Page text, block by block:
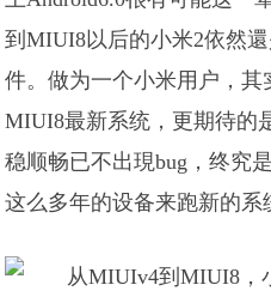
到MIUI8以后的小米2依然
件。做为一个小米用户，其
MIUI8最新系统，更期待的
稳顺畅已不出現bug，终究
这么多年的设备来跑新的系